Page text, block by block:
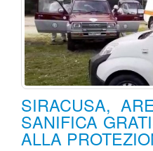
SIRACUSA,
SANIFICA
ALLA